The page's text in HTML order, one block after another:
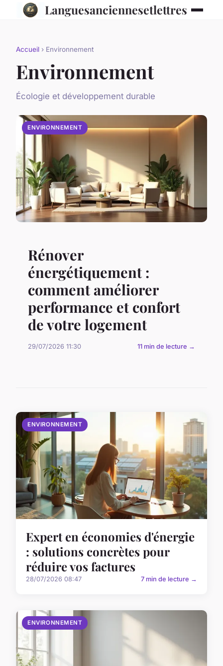
Languesanciennesetlettres
Accueil › Environnement
Environnement
Écologie et développement durable
ENVIRONNEMENT
Rénover
énergétiquement :
comment améliorer
performance et confort
de votre logement
29/07/2026 11:30 11 min de lecture →
ENVIRONNEMENT
Expert en économies d'énergie
: solutions concrètes pour
réduire vos factures
28/07/2026 08:47 7 min de lecture →
ENVIRONNEMENT